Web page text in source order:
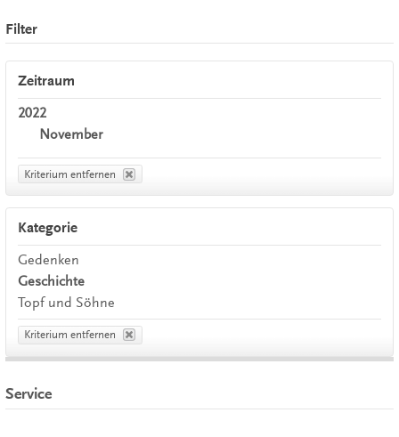
Filter
Zeitraum
2022
November
Kriterium entfernen
Kategorie
Gedenken
Geschichte
Topf und Söhne
Kriterium entfernen
Service